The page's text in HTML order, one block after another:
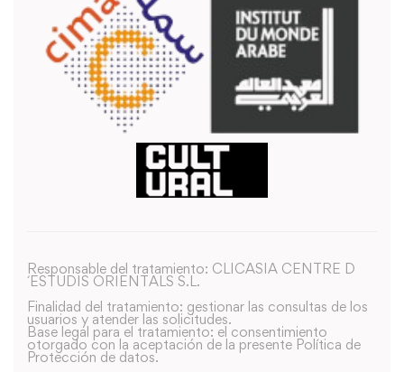
Responsable del tratamiento: CLICASIA CENTRE D
´ESTUDIS ORIENTALS S.L.
Finalidad del tratamiento: gestionar las consultas de los
usuarios y atender las solicitudes.
Base legal para el tratamiento: el consentimiento
otorgado con la aceptación de la presente Política de
Protección de datos.